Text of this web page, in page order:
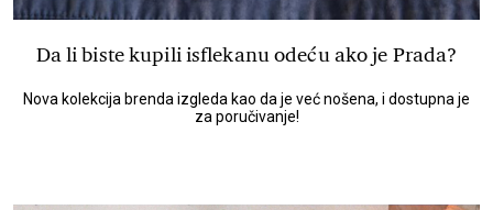
Da li biste kupili isflekanu odeću ako je Prada?
Nova kolekcija brenda izgleda kao da je već nošena, i dostupna je
za poručivanje!